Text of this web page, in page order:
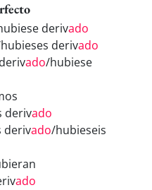
derivado
derivado
ado/hubiese
derivado
derivado/hubieseis
ado